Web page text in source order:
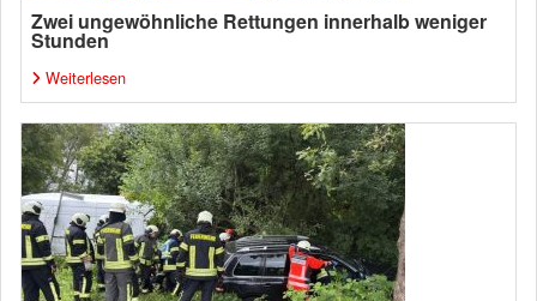
Zwei ungewöhnliche Rettungen innerhalb weniger
Stunden
Weiterlesen